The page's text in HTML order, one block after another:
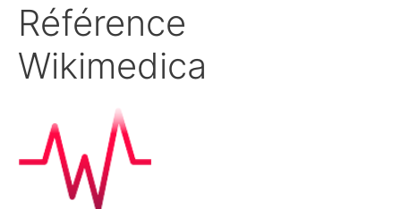
Référence
Wikimedica